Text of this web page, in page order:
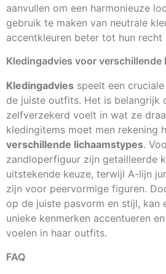
aanvullen om een harmonieuze
gebruik te maken van neutrale
accentkleuren beter tot hun recht
Kledingadvies voor verschillende
Kledingadvies speelt een
de juiste outfits. Het is belangrijk
zelfverzekerd voelt in wat ze
kledingitems moet men rekening
verschillende lichaamstypes.
zandloperfiguur zijn getailleerde
uitstekende keuze, terwijl A-lijn
zijn voor peervormige figuren.
op de juiste pasvorm en stijl, kan
unieke kenmerken accentueren
voelen in haar outfits.
FAQ